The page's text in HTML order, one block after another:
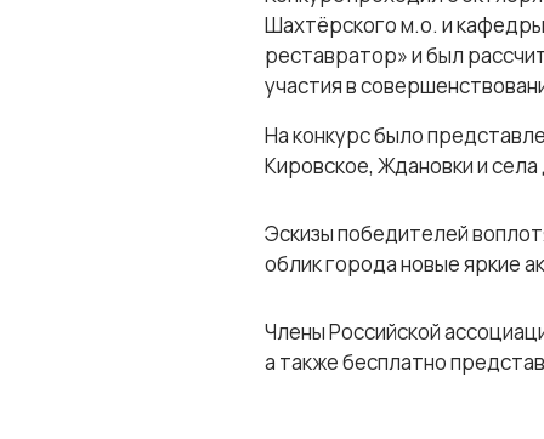
Шахтёрского м.о. и
реставратор» и был
участия в
На конкурс было
Кировское, Ждановки и
Эскизы победителей
облик города новые яркие
Члены Российской
а также бесплатно